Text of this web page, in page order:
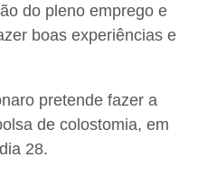
do pleno emprego e
boas experiências e
pretende fazer a
de colostomia, em
28.